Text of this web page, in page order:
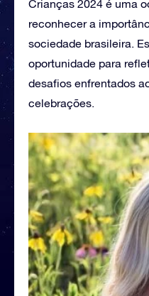
Crianças 2024 é uma
reconhecer a
sociedade brasileira.
oportunidade para
desafios enfrentados
celebrações.